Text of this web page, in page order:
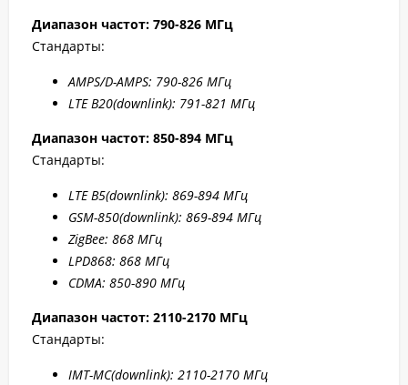
Диапазон частот: 790-826 МГц
Стандарты:
AMPS/D-AMPS: 790-826 МГц
LTE B20(downlink): 791-821 МГц
Диапазон частот: 850-894 МГц
Стандарты:
LTE B5(downlink): 869-894 МГц
GSM-850(downlink): 869-894 МГц
ZigBee: 868 МГц
LPD868: 868 МГц
CDMA: 850-890 МГц
Диапазон частот: 2110-2170 МГц
Стандарты:
IMT-MC(downlink): 2110-2170 МГц